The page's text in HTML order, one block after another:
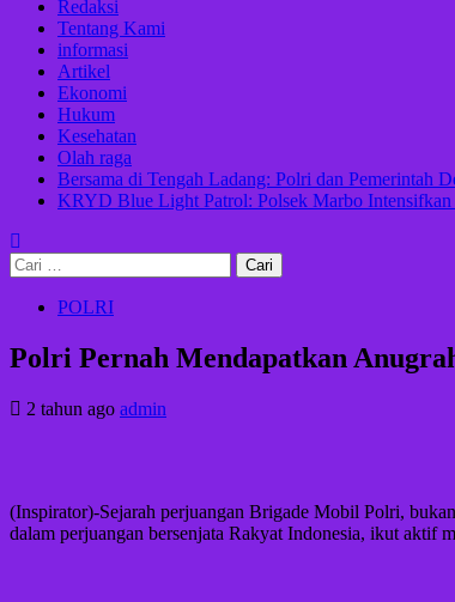
Redaksi
Tentang Kami
informasi
Artikel
Ekonomi
Hukum
Kesehatan
Olah raga
Bersama di Tengah Ladang: Polri dan Pemerintah
KRYD Blue Light Patrol: Polsek Marbo
Cari
untuk:
POLRI
Polri Pernah Mendapatkan
2 tahun ago admin
(Inspirator)-Sejarah perjuangan Brigade Mobil Polri,
dalam perjuangan bersenjata Rakyat Indonesia, ikut aktif